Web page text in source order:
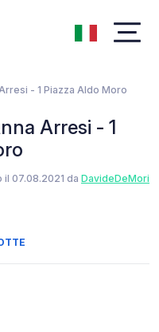
- 1 Piazza Aldo Moro
Arresi - 1
il 07.08.2021 da DavideDeMori